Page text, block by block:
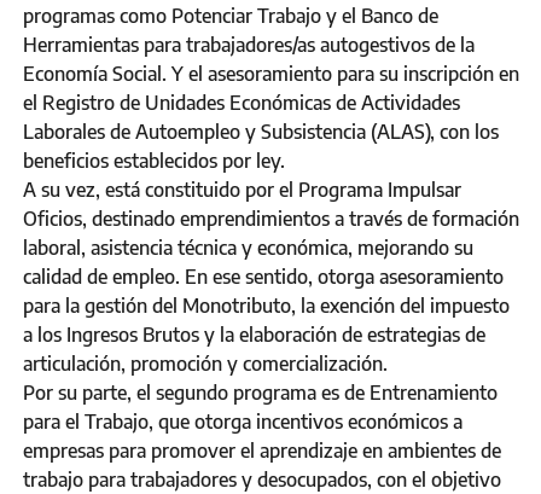
programas como Potenciar Trabajo y el Banco de
Herramientas para trabajadores/as autogestivos de la
Economía Social. Y el asesoramiento para su inscripción en
el Registro de Unidades Económicas de Actividades
Laborales de Autoempleo y Subsistencia (ALAS), con los
beneficios establecidos por ley.
A su vez, está constituido por el Programa Impulsar
Oficios, destinado emprendimientos a través de formación
laboral, asistencia técnica y económica, mejorando su
calidad de empleo. En ese sentido, otorga asesoramiento
para la gestión del Monotributo, la exención del impuesto
a los Ingresos Brutos y la elaboración de estrategias de
articulación, promoción y comercialización.
Por su parte, el segundo programa es de Entrenamiento
para el Trabajo, que otorga incentivos económicos a
empresas para promover el aprendizaje en ambientes de
trabajo para trabajadores y desocupados, con el objetivo